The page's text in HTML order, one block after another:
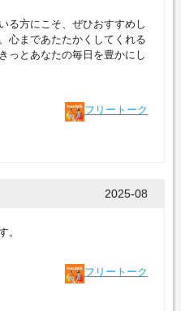
る方にこそ、ぜひおすすめし
心まであたたかくしてくれる
っとあなたの毎日を豊かにし
フリートーク
2025-08
。
フリートーク